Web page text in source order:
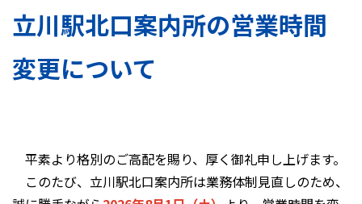
立川駅北口案内所の営業時間
変更について
平素より格別のご高配を賜り、厚く御礼申し上げます。
このたび、立川駅北口案内所は業務体制見直しのため、